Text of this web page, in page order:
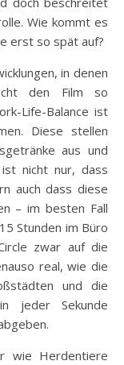
Wie kommt es
erst so spät auf?
in denen
den Film so
Life-Balance ist
Diese stellen
aus und
nicht nur, dass
auch dass diese
– im besten Fall
Stunden im Büro
zwar auf die
real, wie die
und die
jeder Sekunde
wie Herdentiere